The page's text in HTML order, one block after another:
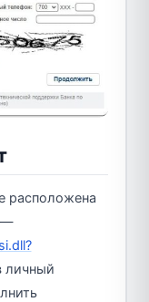
расположена
—
личный